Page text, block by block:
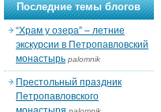
Последние темы блогов
“Храм у озера” – летние
экскурсии в Петропавловский
монастырь palomnik
Престольный праздник
Петропавловского